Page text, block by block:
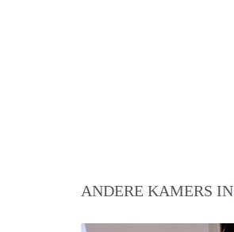
ANDERE KAMERS IN